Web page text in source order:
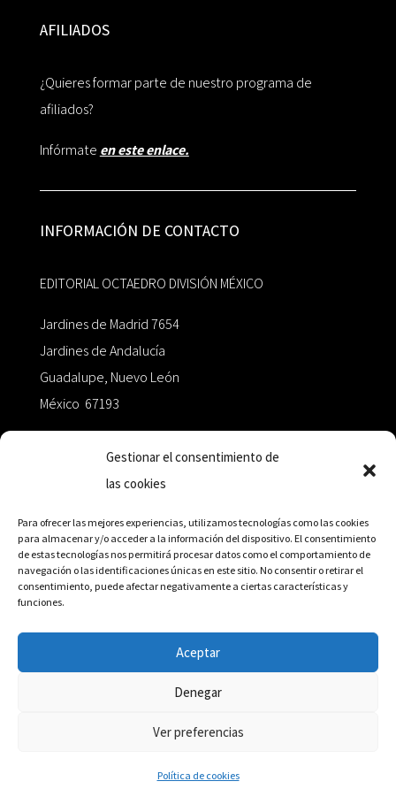
Gestionar el consentimiento de
las cookies
Para ofrecer las mejores experiencias, utilizamos tecnologías como las cookies
para almacenar y/o acceder a la información del dispositivo. El consentimiento
de estas tecnologías nos permitirá procesar datos como el comportamiento de
navegación o las identificaciones únicas en este sitio. No consentir o retirar el
consentimiento, puede afectar negativamente a ciertas características y
funciones.
Aceptar
Denegar
Ver preferencias
Política de cookies
AFILIADOS
¿Quieres formar parte de nuestro programa de
afiliados?
Infórmate en este enlace.
INFORMACIÓN DE CONTACTO
EDITORIAL OCTAEDRO DIVISIÓN MÉXICO
Jardines de Madrid 7654
Jardines de Andalucía
Guadalupe, Nuevo León
México 67193
+52 811.499.5638
RED DE DISTRIBUCIÓN